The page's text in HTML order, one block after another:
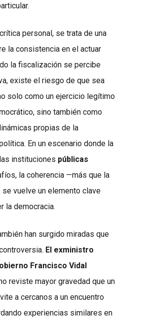
personal, se trata de una
la consistencia en el actuar
la fiscalización se percibe
existe el riesgo de que sea
solo como un ejercicio legítimo
sino también como
propias de la
En un escenario donde la
instituciones públicas
la coherencia —más que la
vuelve un elemento clave
la democracia.
han surgido miradas que
El exministro
Francisco Vidal
reviste mayor gravedad que un
a cercanos a un encuentro
experiencias similares en